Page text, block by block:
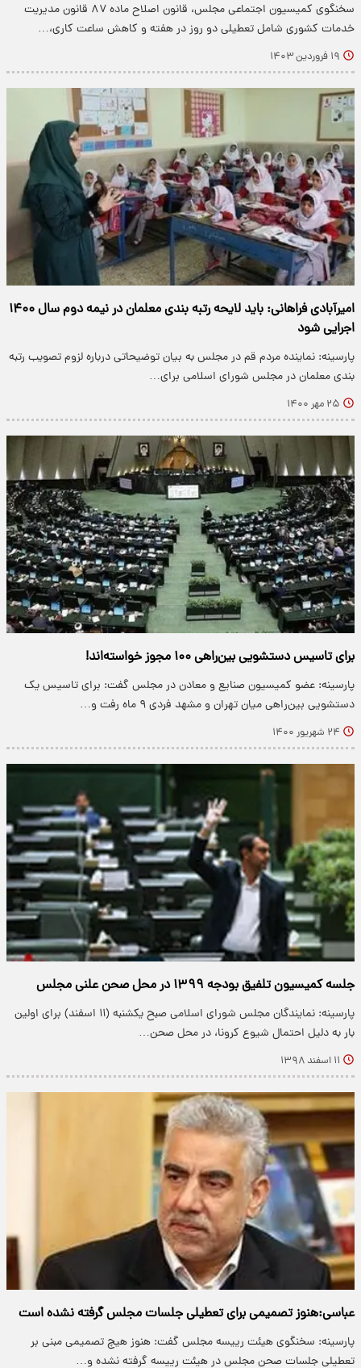
سخنگوی کمیسیون اجتماعی مجلس، قانون اصلاح ماده ۸۷ قانون مدیریت
خدمات کشوری شامل تعطیلی دو روز در هفته و کاهش ساعت کاری،…
۱۹ فروردین ۱۴۰۳
امیرآبادی فراهانی: باید لایحه رتبه بندی معلمان در نیمه دوم سال ۱۴۰۰
اجرایی شود
پارسینه: نماینده مردم قم در مجلس به بیان توضیحاتی درباره لزوم تصویب رتبه
بندی معلمان در مجلس شورای اسلامی برای…
۲۵ مهر ۱۴۰۰
برای تاسیس دستشویی بین‌راهی ۱۰۰ مجوز خواسته‌اند!
پارسینه: عضو کمیسیون صنایع و معادن در مجلس گفت: برای تاسیس یک
دستشویی بین‌راهی میان تهران و مشهد فردی ۹ ماه رفت و…
۲۴ شهریور ۱۴۰۰
جلسه کمیسیون تلفیق بودجه ۱۳۹۹ در محل صحن علنی مجلس
پارسینه: نمایندگان مجلس شورای اسلامی صبح یکشنبه (۱۱ اسفند) برای اولین
بار به دلیل احتمال شیوع کرونا، در محل صحن…
۱۱ اسفند ۱۳۹۸
عباسی:هنوز تصمیمی برای تعطیلی جلسات مجلس گرفته نشده است
پارسینه: سخنگوی هیئت رییسه مجلس گفت: هنوز هیچ تصمیمی مبنی بر
تعطیلی جلسات صحن مجلس در هیئت رییسه گرفته نشده و…